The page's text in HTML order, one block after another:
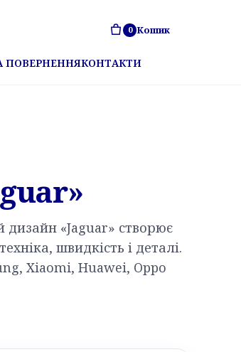
0 Кошик
ПОВЕРНЕННЯКОНТАКТИ
дизайн «Jaguar» створює
швидкість і деталі.
Xiaomi, Huawei, Oppo